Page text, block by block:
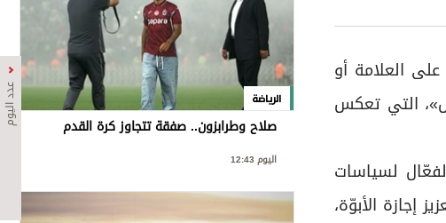
عدد اليوم
العلامة أو
التي تعكس
لسياسات
إجازة الأبوّة،
الرياضة
صلاح وطرابزون.. صفقة تتجاوز كرة القدم
اليوم 12:43